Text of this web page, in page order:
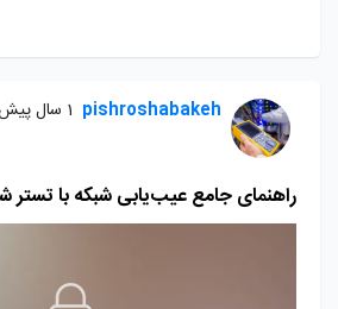
pishroshabakeh 1 سال پیش
راهنمای جامع عیب‌یابی شبکه با تستر